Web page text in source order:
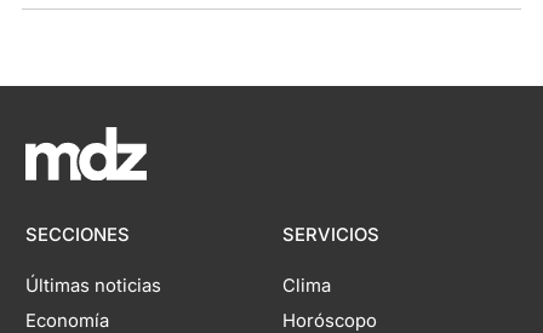
SECCIONES
Últimas noticias
Economía
SERVICIOS
Clima
Horóscopo